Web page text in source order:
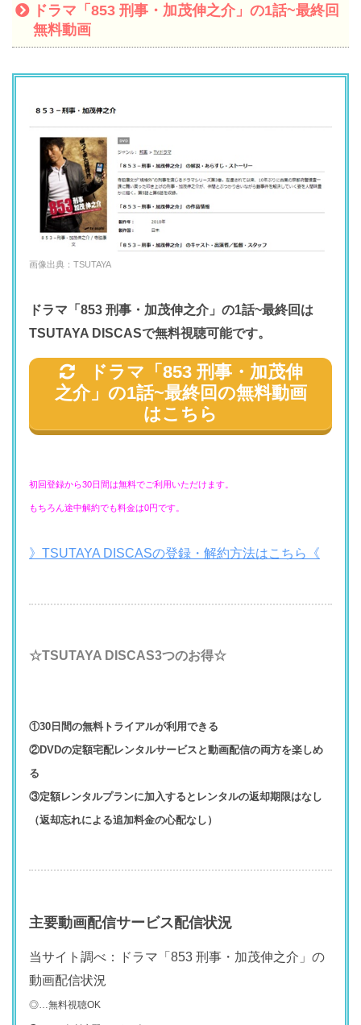
ドラマ「853 刑事・加茂伸之介」の1話~最終回
無料動画
画像出典：TSUTAYA
ドラマ「853 刑事・加茂伸之介」の1話~最終回は
TSUTAYA DISCASで無料視聴可能です。
ドラマ「853 刑事・加茂伸
之介」の1話~最終回の無料動画
はこちら
初回登録から30日間は無料でご利用いただけます。
もちろん途中解約でも料金は0円です。
》TSUTAYA DISCASの登録・解約方法はこちら《
☆TSUTAYA DISCAS3つのお得☆
①30日間の無料トライアルが利用できる
②DVDの定額宅配レンタルサービスと動画配信の両方を楽しめ
る
③定額レンタルプランに加入するとレンタルの返却期限はなし
（返却忘れによる追加料金の心配なし）
主要動画配信サービス配信状況
当サイト調べ：ドラマ「853 刑事・加茂伸之介」の
動画配信状況
◎…無料視聴OK